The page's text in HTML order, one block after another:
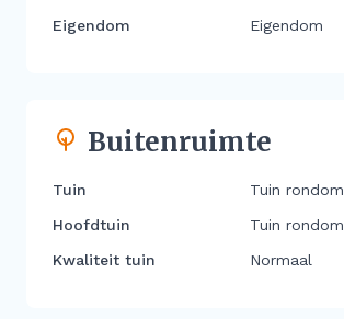
Eigendom
Eigendom
Buitenruimte
Tuin
Tuin rondom
Hoofdtuin
Tuin rondom
Kwaliteit tuin
Normaal